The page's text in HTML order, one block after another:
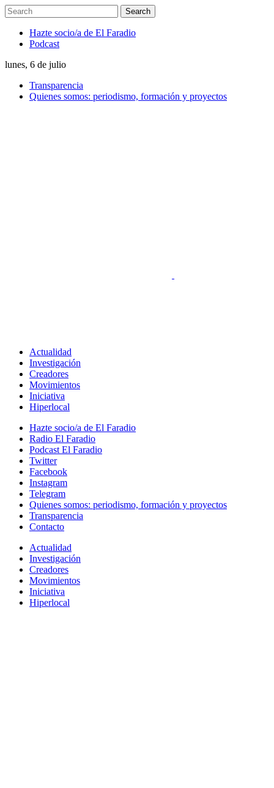
Hazte socio/a de El Faradio
Podcast
lunes, 6 de julio
Transparencia
Quienes somos: periodismo, formación y proyectos
Actualidad
Investigación
Creadores
Movimientos
Iniciativa
Hiperlocal
Hazte socio/a de El Faradio
Radio El Faradio
Podcast El Faradio
Twitter
Facebook
Instagram
Telegram
Quienes somos: periodismo, formación y proyectos
Transparencia
Contacto
Actualidad
Investigación
Creadores
Movimientos
Iniciativa
Hiperlocal